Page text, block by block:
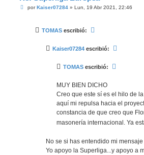
MporKaiser07284» Lun, 19 Abr 2021, 22:46
TOMAS escribió:
Kaiser07284 escribió:
TOMAS escribió:
MUY BIEN DICHO
Creo que este sí es el hilo de
aquí mi repulsa hacia el
constancia de que creo que
masonería internacional. Ya
No se si has entendido mi
Yo apoyo la Superliga...y apoyo a